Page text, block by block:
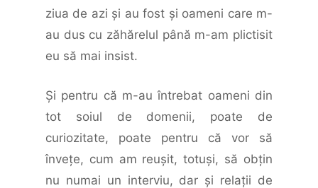
ziua de azi şi au fost şi oameni care m-
au dus cu zăhărelul până m-am plictisit
eu să mai insist.
Şi pentru că m-au întrebat oameni din
tot soiul de domenii, poate de
curiozitate, poate pentru că vor să
înveţe, cum am reuşit, totuşi, să obţin
nu numai un interviu, dar şi relaţii de